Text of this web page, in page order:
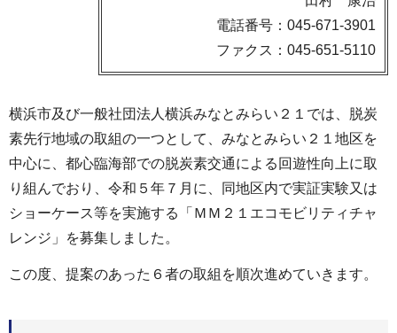
電話番号：045-671-3901
ファクス：045-651-5110
横浜市及び一般社団法人横浜みなとみらい２１では、脱炭
素先行地域の取組の一つとして、みなとみらい２１地区を
中心に、都心臨海部での脱炭素交通による回遊性向上に取
り組んでおり、令和５年７月に、同地区内で実証実験又は
ショーケース等を実施する「ＭＭ２１エコモビリティチャ
レンジ」を募集しました。
この度、提案のあった６者の取組を順次進めていきます。